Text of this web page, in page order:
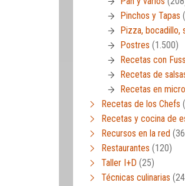
Pinchos y Tapas
Pizza, bocadillo,
Postres (1.500)
Recetas con
Recetas de
Recetas en
Recetas de los Chefs
Recetas y cocina de
Recursos en la red
Restaurantes (120)
Taller I+D (25)
Técnicas culinarias